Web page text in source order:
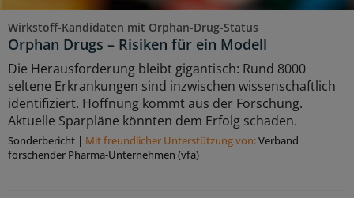
Wirkstoff-Kandidaten mit Orphan-Drug-Status
Orphan Drugs – Risiken für ein Modell
Die Herausforderung bleibt gigantisch: Rund 8000
seltene Erkrankungen sind inzwischen wissenschaftlich
identifiziert. Hoffnung kommt aus der Forschung.
Aktuelle Sparpläne könnten dem Erfolg schaden.
Sonderbericht | Mit freundlicher Unterstützung von:Verband
forschender Pharma-Unternehmen (vfa)